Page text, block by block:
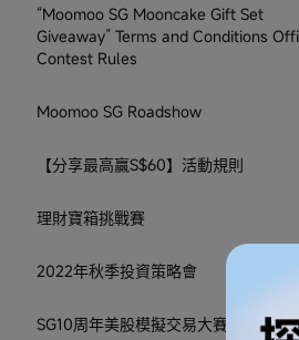
“Moomoo SG Mooncake Gift Set
Giveaway” Terms and Conditions
Contest Rules
Moomoo SG Roadshow
【分享最高贏S$60】活動規則
理財寶箱挑戰賽
2022年秋季投資策略會
SG10周年美股模擬交易大賽